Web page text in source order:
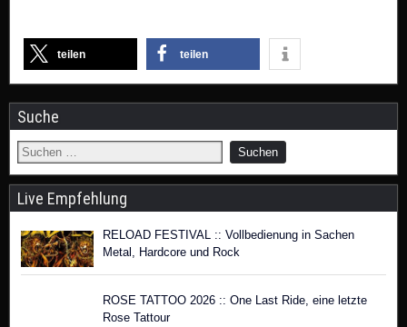
teilen teilen
Suche
Live Empfehlung
RELOAD FESTIVAL :: Vollbedienung in Sachen
Metal, Hardcore und Rock
ROSE TATTOO 2026 :: One Last Ride, eine letzte
Rose Tattour